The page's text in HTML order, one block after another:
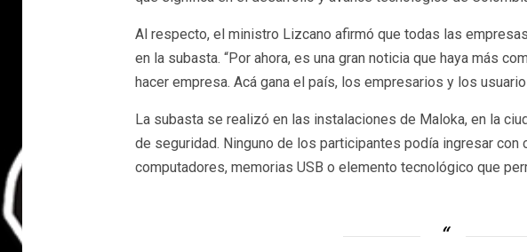
Al respecto, el ministro Lizcano afirmó que todas las
en la subasta. “Por ahora, es una gran noticia que haya más
hacer empresa. Acá gana el país, los empresarios y los
La subasta se realizó en las instalaciones de Maloka, en la
de seguridad. Ninguno de los participantes podía ingresar con
computadores, memorias USB o elemento tecnológico que